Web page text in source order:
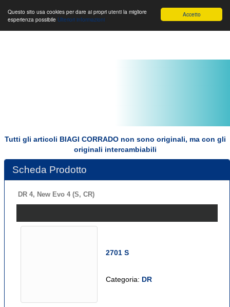
Accetto
Questo sito usa cookies per dare ai propri utenti la migliore
esperienza possibile Ulteriori informazioni
Toggle
navigation
Toggle
navigation
Toggle
Biagi Corrado s.r.l.
Tutti gli articoli BIAGI CORRADO non sono originali, ma con gli
originali intercambiabili
Scheda Prodotto
DR 4, New Evo 4 (S, CR)
2701 S
Categoria: DR